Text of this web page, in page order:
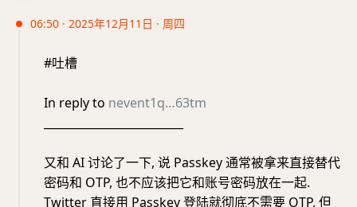
06:50 · 2025年12月11日 · 周四
#吐槽
In reply to nevent1q…63tm
又和 AI 讨论了一下, 说 Passkey 通常被拿来直接替代
密码和 OTP, 也不应该把它和账号密码放在一起.
Twitter 直接用 Passkey 登陆就彻底不需要 OTP, 但